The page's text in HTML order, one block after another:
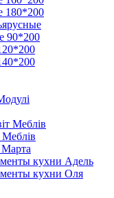
180*200
90*200
Меблів
кухни Адель
кухни Оля